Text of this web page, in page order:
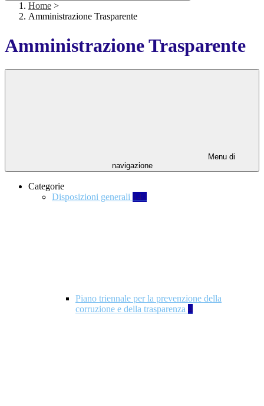
Home >
Amministrazione Trasparente
Amministrazione Trasparente
Menu di
navigazione
Categorie
Disposizioni generali 140
Piano triennale per la prevenzione della
corruzione e della trasparenza 4